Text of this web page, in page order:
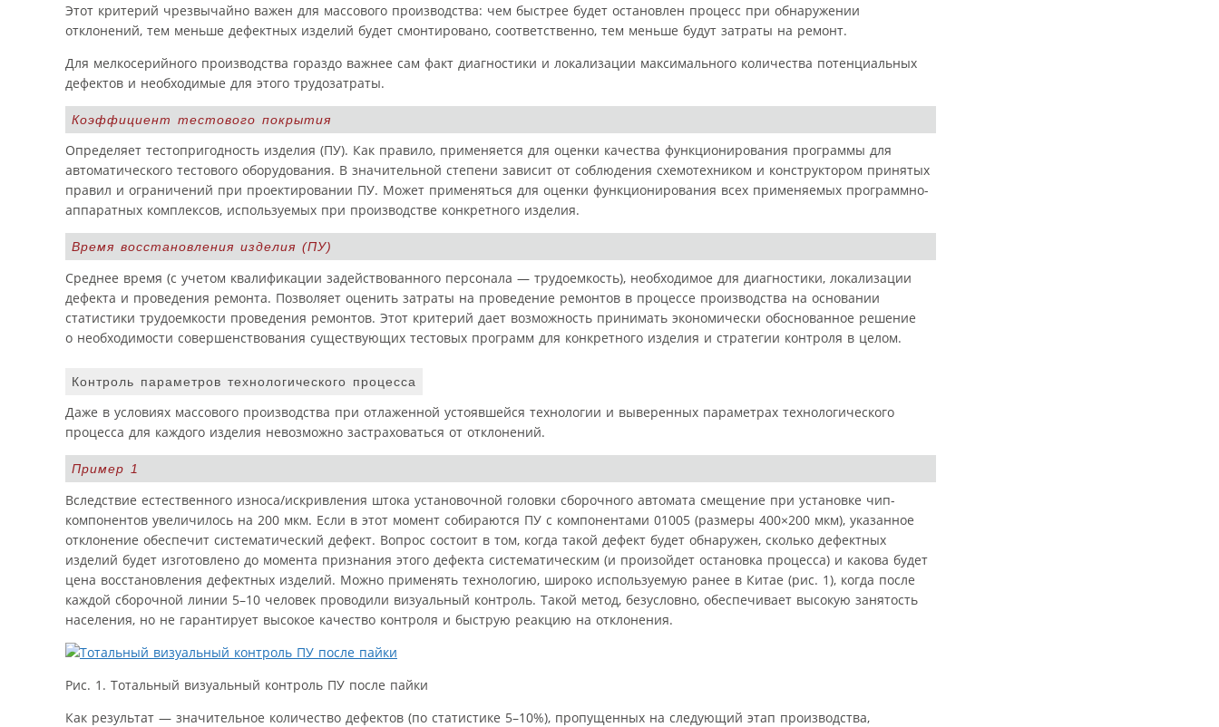
Этот критерий чрезвычайно важен для массового производства: чем быстрее будет остановлен процесс при обнаружении
отклонений, тем меньше дефектных изделий будет смонтировано, соответственно, тем меньше будут затраты на ремонт.
Для мелкосерийного производства гораздо важнее сам факт диагностики и локализации максимального количества потенциальных
дефектов и необходимые для этого трудозатраты.
Коэффициент тестового покрытия
Определяет тестопригодность изделия (ПУ). Как правило, применяется для оценки качества функционирования программы для
автоматического тестового оборудования. В значительной степени зависит от соблюдения схемотехником и конструктором принятых
правил и ограничений при проектировании ПУ. Может применяться для оценки функционирования всех применяемых программно-
аппаратных комплексов, используемых при производстве конкретного изделия.
Время восстановления изделия (ПУ)
Среднее время (с учетом квалификации задействованного персонала — трудоемкость), необходимое для диагностики, локализации
дефекта и проведения ремонта. Позволяет оценить затраты на проведение ремонтов в процессе производства на основании
статистики трудоемкости проведения ремонтов. Этот критерий дает возможность принимать экономически обоснованное решение
о необходимости совершенствования существующих тестовых программ для конкретного изделия и стратегии контроля в целом.
Контроль параметров технологического процесса
Даже в условиях массового производства при отлаженной устоявшейся технологии и выверенных параметрах технологического
процесса для каждого изделия невозможно застраховаться от отклонений.
Пример 1
Вследствие естественного износа/искривления штока установочной головки сборочного автомата смещение при установке чип-
компонентов увеличилось на 200 мкм. Если в этот момент собираются ПУ с компонентами 01005 (размеры 400×200 мкм), указанное
отклонение обеспечит систематический дефект. Вопрос состоит в том, когда такой дефект будет обнаружен, сколько дефектных
изделий будет изготовлено до момента признания этого дефекта систематическим (и произойдет остановка процесса) и какова будет
цена восстановления дефектных изделий. Можно применять технологию, широко используемую ранее в Китае (рис. 1), когда после
каждой сборочной линии 5–10 человек проводили визуальный контроль. Такой метод, безусловно, обеспечивает высокую занятость
населения, но не гарантирует высокое качество контроля и быструю реакцию на отклонения.
Рис. 1. Тотальный визуальный контроль ПУ после пайки
Как результат — значительное количество дефектов (по статистике 5–10%), пропущенных на следующий этап производства,